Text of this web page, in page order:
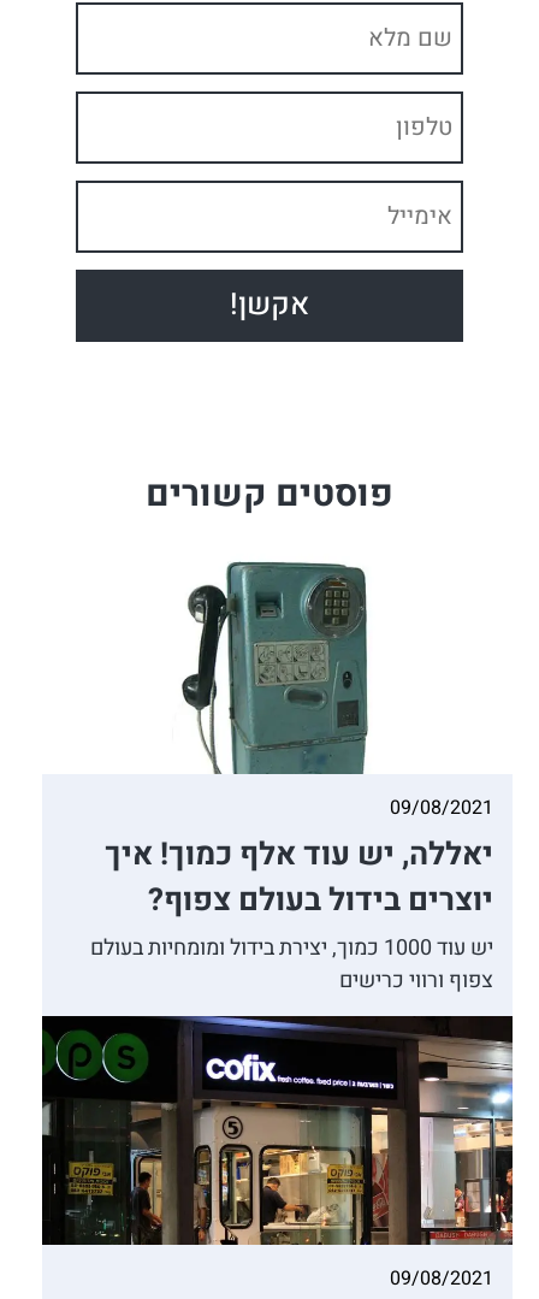
פוסטים קשורים
09/08/2021
יאללה, יש עוד אלף כמוך! איך
יוצרים בידול בעולם צפוף?
יש עוד 1000 כמוך, יצירת בידול ומומחיות בעולם
צפוף ורווי כרישים
09/08/2021